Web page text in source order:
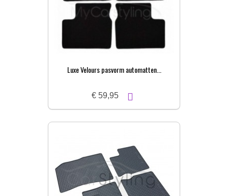
Luxe Velours pasvorm automatten...
€ 59,95